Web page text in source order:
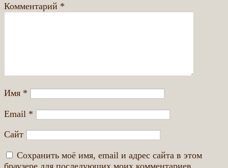
Комментарий *
Имя *
Email *
Сайт
Сохранить моё имя, email и адрес сайта в этом
браузере для последующих моих комментариев.